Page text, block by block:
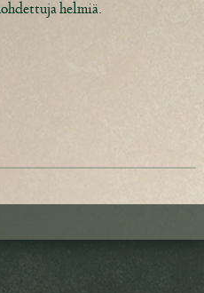
helmiä.